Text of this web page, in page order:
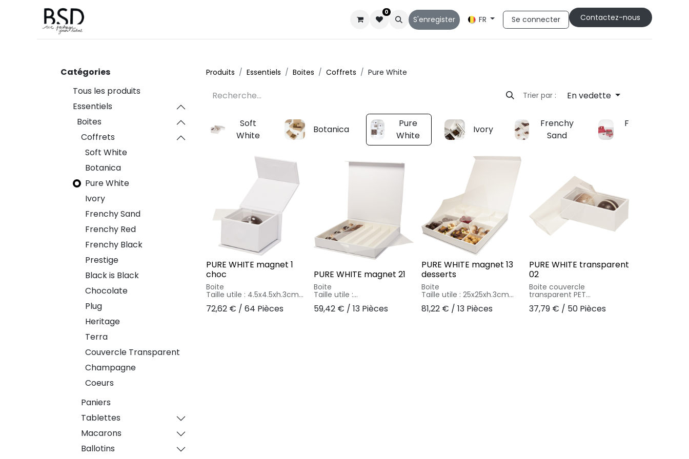
Qui sommes-nous
0
S'enregister FR Se connecter Cont​​actez-nous
Catégories
Tous les produits
Essentiels
Boites
Coffrets
Soft White
Botanica
Pure White
Ivory
Frenchy Sand
Frenchy Red
Frenchy Black
Prestige
Black is Black
Chocolate
Plug
Heritage
Terra
Couvercle Transparent
Champagne
Coeurs
Paniers
Tablettes
Macarons
Ballotins
Produits Essentiels Boites Coffrets Pure White
Trier par : En vedette
Soft
White
Botanica
Pure
White
Ivory
Frenchy
Sand
Frenchy
PURE WHITE magnet 1
choc
Boite
Taille utile : 4.5x4.5xh.3cm
Intercalaire blanc brillant +
coupon cello rigide
72,62 € / 64 Pièces
PURE WHITE magnet 21
Boite
Taille utile :
20.7x20.7xh.3cm
Intercalaire blanc brillant +
59,42 € / 13 Pièces
PURE WHITE magnet 13
desserts
Boite
Taille utile : 25x25xh.3cm
Intercalaire blanc brillant +
coupon cello rigide
81,22 € / 13 Pièces
PURE WHITE transparent
02
Boite couvercle
transparent PET
Taille utile : 7.4x3.5xh.2.8cm
Intercalaire blanc brillant
37,79 € / 50 Pièces